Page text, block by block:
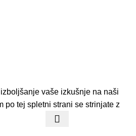
vaše izkušnje na naši
po tej spletni strani se strinjate z